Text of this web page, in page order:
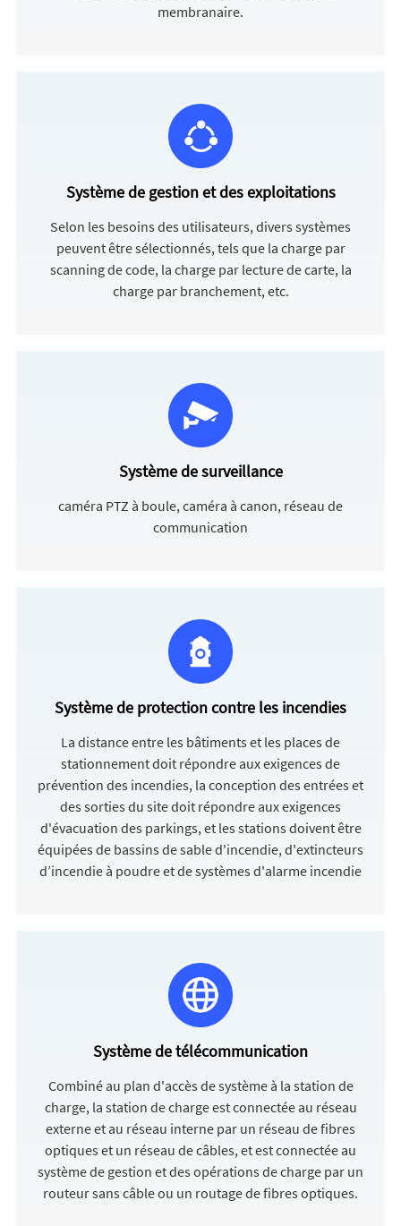
membranaire.
Système de gestion et des exploitations
Selon les besoins des utilisateurs, divers systèmes
peuvent être sélectionnés, tels que la charge par
scanning de code, la charge par lecture de carte, la
charge par branchement, etc.
Système de surveillance
caméra PTZ à boule, caméra à canon, réseau de
communication
Système de protection contre les incendies
La distance entre les bâtiments et les places de
stationnement doit répondre aux exigences de
prévention des incendies, la conception des entrées et
des sorties du site doit répondre aux exigences
d'évacuation des parkings, et les stations doivent être
équipées de bassins de sable d'incendie, d'extincteurs
d’incendie à poudre et de systèmes d'alarme incendie
Système de télécommunication
Combiné au plan d'accès de système à la station de
charge, la station de charge est connectée au réseau
externe et au réseau interne par un réseau de fibres
optiques et un réseau de câbles, et est connectée au
système de gestion et des opérations de charge par un
routeur sans câble ou un routage de fibres optiques.